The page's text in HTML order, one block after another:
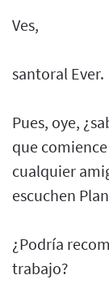
Ves,
santoral Ever.
Pues, oye,
que
cualquier
escuchen
¿Podría
trabajo?